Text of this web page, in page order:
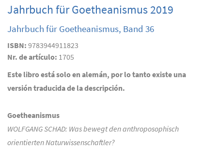
Jahrbuch für Goetheanismus 2019
Jahrbuch für Goetheanismus, Band 36
ISBN: 9783944911823
Nr. de artículo: 1705
Este libro está solo en alemán, por lo tanto existe una
versión traducida de la descripción.
Goetheanismus
WOLFGANG SCHAD: Was bewegt den anthroposophisch
orientierten Naturwissenschaftler?